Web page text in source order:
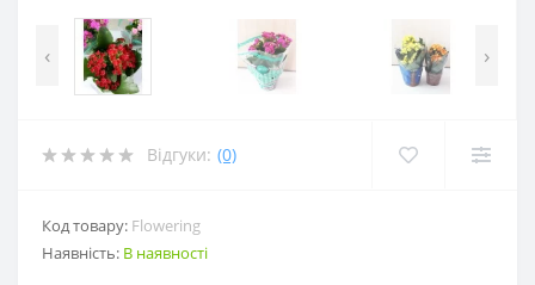
‹ ›
Відгуки: (0)
Код товару: Flowering
Наявність: В наявності